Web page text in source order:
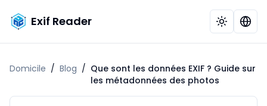
Exif Reader
Domicile / Blog / Que sont les données EXIF ? Guide sur
les métadonnées des photos